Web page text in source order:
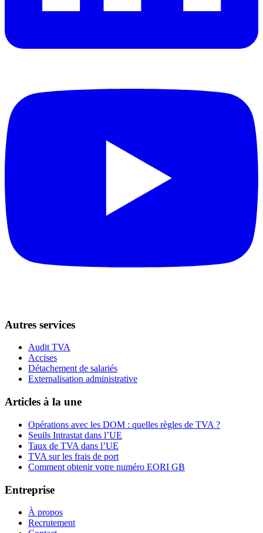
Autres services
Audit TVA
Accises
Détachement de salariés
Externalisation administrative
Articles à la une
Opérations avec les DOM : quelles règles de TVA ?
Seuils Intrastat dans l’UE
Taux de TVA dans l’UE
TVA sur les frais de port
Comment obtenir votre numéro EORI GB
Entreprise
À propos
Recrutement